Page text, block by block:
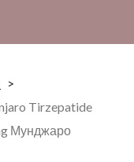
Tirzepatide
Мунджаро